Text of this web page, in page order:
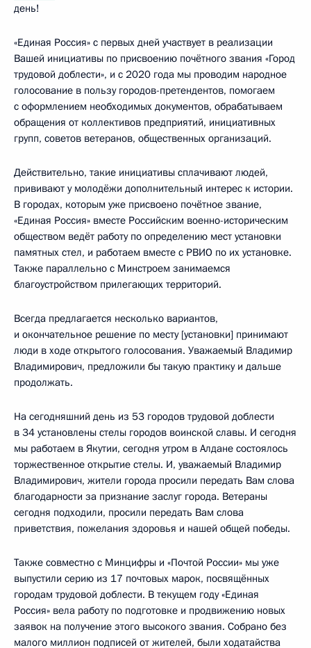
день!
«Единая Россия» с первых дней участвует в реализации
Вашей инициативы по присвоению почётного звания «Город
трудовой доблести», и с 2020 года мы проводим народное
голосование в пользу городов-претендентов, помогаем
с оформлением необходимых документов, обрабатываем
обращения от коллективов предприятий, инициативных
групп, советов ветеранов, общественных организаций.
Действительно, такие инициативы сплачивают людей,
прививают у молодёжи дополнительный интерес к истории.
В городах, которым уже присвоено почётное звание,
«Единая Россия» вместе Российским военно-историческим
обществом ведёт работу по определению мест установки
памятных стел, и работаем вместе с РВИО по их установке.
Также параллельно с Минстроем занимаемся
благоустройством прилегающих территорий.
Всегда предлагается несколько вариантов,
и окончательное решение по месту [установки] принимают
люди в ходе открытого голосования. Уважаемый Владимир
Владимирович, предложили бы такую практику и дальше
продолжать.
На сегодняшний день из 53 городов трудовой доблести
в 34 установлены стелы городов воинской славы. И сегодня
мы работаем в Якутии, сегодня утром в Алдане состоялось
торжественное открытие стелы. И, уважаемый Владимир
Владимирович, жители города просили передать Вам слова
благодарности за признание заслуг города. Ветераны
сегодня подходили, просили передать Вам слова
приветствия, пожелания здоровья и нашей общей победы.
Также совместно с Минцифры и «Почтой России» мы уже
выпустили серию из 17 почтовых марок, посвящённых
городам трудовой доблести. В текущем году «Единая
Россия» вела работу по подготовке и продвижению новых
заявок на получение этого высокого звания. Собрано без
малого миллион подписей от жителей, были ходатайства